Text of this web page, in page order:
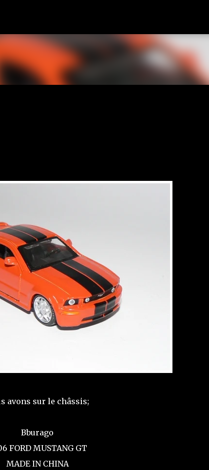
avons sur le châssis;
Bburago
FORD MUSTANG GT
MADE IN CHINA